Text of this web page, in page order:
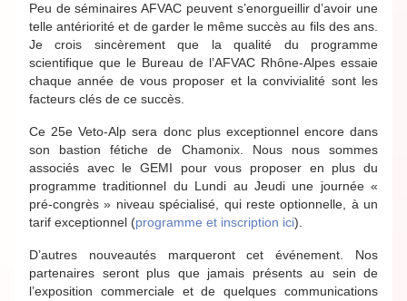
Peu de séminaires AFVAC peuvent s’enorgueillir d’avoir une
telle antériorité et de garder le même succès au fils des ans.
Je crois sincèrement que la qualité du programme
scientifique que le Bureau de l’AFVAC Rhône-Alpes essaie
chaque année de vous proposer et la convivialité sont les
facteurs clés de ce succès.
Ce 25e Veto-Alp sera donc plus exceptionnel encore dans
son bastion fétiche de Chamonix. Nous nous sommes
associés avec le GEMI pour vous proposer en plus du
programme traditionnel du Lundi au Jeudi une journée «
pré-congrès » niveau spécialisé, qui reste optionnelle, à un
tarif exceptionnel (programme et inscription ici).
D’autres nouveautés marqueront cet événement. Nos
partenaires seront plus que jamais présents au sein de
l’exposition commerciale et de quelques communications